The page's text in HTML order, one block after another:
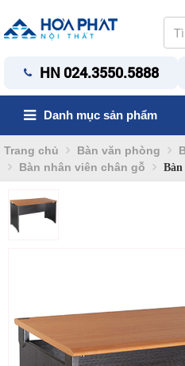
HN 024.3550.5888
Danh mục sản phẩm
Trang chủ Bàn văn phòng
Bàn nhân viên chân gỗ
Bàn